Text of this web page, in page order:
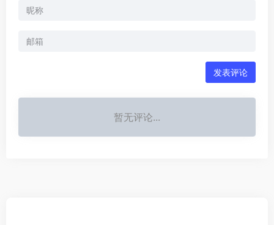
发表评论
暂无评论...